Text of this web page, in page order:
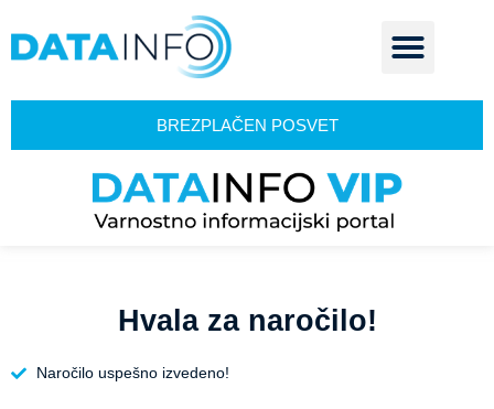
BREZPLAČEN POSVET
Hvala za naročilo!
Naročilo uspešno izvedeno!